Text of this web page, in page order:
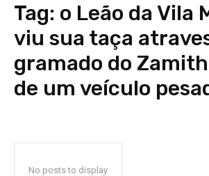
Tag: o Leão da Vila
viu sua taça
gramado do
de um veículo
No posts to display